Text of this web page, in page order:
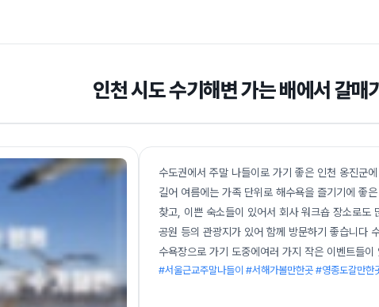
인천 시도 수기해변 가는 배에서 갈매
수도권에서 주말 나들이로 가기 좋은 인천 옹진군
길어 여름에는 가족 단위로 해수욕을 즐기기에 좋
찾고, 이쁜 숙소들이 있어서 회사 워크숍 장소로도
공원 등의 관광지가 있어 함께 방문하기 좋습니다
수욕장으로 가기 도중에여러 가지 작은 이벤트들
#서울근교주말나들이 #서해가볼만한곳 #영종도갈만